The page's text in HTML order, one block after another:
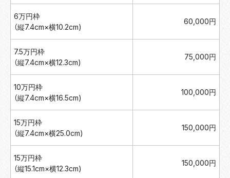
6万円枠
（縦7.4cm×横10.2cm)
60,000円
7.5万円枠
（縦7.4cm×横12.3cm)
75,000円
10万円枠
（縦7.4cm×横16.5cm)
100,000円
15万円枠
（縦7.4cm×横25.0cm)
150,000円
15万円枠
（縦15.1cm×横12.3cm)
150,000円